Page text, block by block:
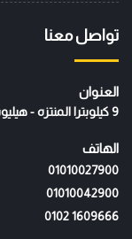
تواصل معنا
العنوان
9 كيلوبترا المنتزه - هيليوبليس - مصر الجديده
الهاتف
01010027900
01010042900
‭0102 1609666‬